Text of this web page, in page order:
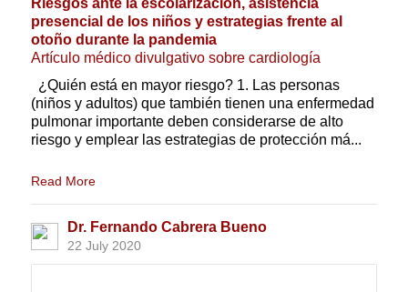
Riesgos ante la escolarización, asistencia
presencial de los niños y estrategias frente al
otoño durante la pandemia
Artículo médico divulgativo sobre cardiología
¿Quién está en mayor riesgo? 1. Las personas
(niños y adultos) que también tienen una enfermedad
pulmonar importante deben considerarse de alto
riesgo y emplear las estrategias de protección má...
Read More
Dr. Fernando Cabrera Bueno
22 July 2020